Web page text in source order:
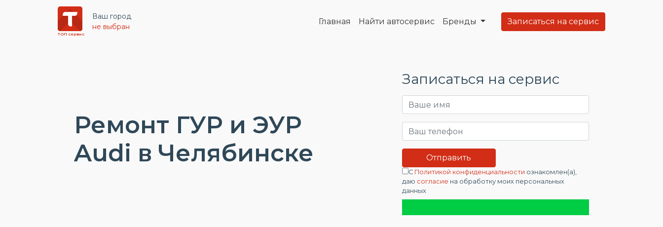
ТОП сервис
Ваш город
не выбран
Главная Найти автосервис Бренды Записаться на сервис
Ремонт ГУР и ЭУР
Audi в Челябинске
Записаться на сервис
С Политикой конфиденциальности ознакомлен(а),
даю согласие на обработку моих персональных
данных